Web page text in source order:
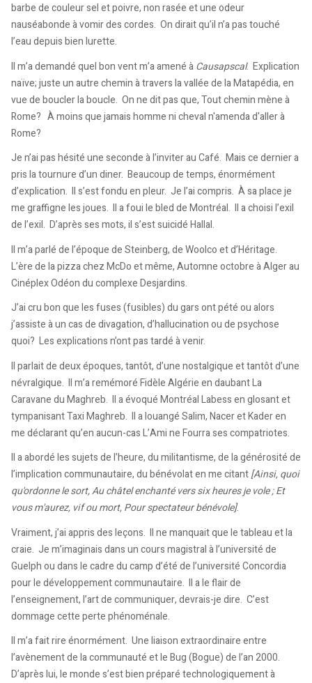
barbe de couleur sel et poivre, non rasée et une odeur
nauséabonde à vomir des cordes. On dirait qu’il n’a pas touché
l’eau depuis bien lurette.
Il m’a demandé quel bon vent m’a amené àCausapscal. Explication
naïve; juste un autre chemin à travers la vallée de la Matapédia, en
vue de boucler la boucle. On ne dit pas que, Tout chemin mène à
Rome? À moins que jamais homme ni cheval n'amenda d'aller à
Rome?
Je n’ai pas hésité une seconde à l’inviter au Café. Mais ce dernier a
pris la tournure d’un diner. Beaucoup de temps, énormément
d’explication. Il s’est fondu en pleur. Je l’ai compris. À sa place je
me graffigne les joues. Il a foui le bled de Montréal. Il a choisi l’exil
de l’exil. D’après ses mots, il s’est suicidé Hallal.
Il m’a parlé de l’époque de Steinberg, de Woolco et d’Héritage.
L’ère de la pizza chez McDo et même, Automne octobre à Alger au
Cinéplex Odéon du complexe Desjardins.
J’ai cru bon que les fuses (fusibles) du gars ont pété ou alors
j’assiste à un cas de divagation, d’hallucination ou de psychose
quoi? Les explications n’ont pas tardé à venir.
Il parlait de deux époques, tantôt, d’une nostalgique et tantôt d’une
névralgique. Il m’a remémoré Fidèle Algérie en daubant La
Caravane du Maghreb. Il a évoqué Montréal Labess en glosant et
tympanisant Taxi Maghreb. Il a louangé Salim, Nacer et Kader en
me déclarant qu’en aucun-cas L’Ami ne Fourra ses compatriotes.
Il a abordé les sujets de l’heure, du militantisme, de la générosité de
l’implication communautaire, du bénévolat en me citant[Ainsi, quoi
qu'ordonne le sort, Au châtel enchanté vers six heures je vole ; Et
vous m'aurez, vif ou mort, Pour spectateur bénévole].
Vraiment, j’ai appris des leçons. Il ne manquait que le tableau et la
craie. Je m’imaginais dans un cours magistral à l’université de
Guelph ou dans le cadre du camp d’été de l’université Concordia
pour le développement communautaire. Il a le flair de
l’enseignement, l’art de communiquer, devrais-je dire. C’est
dommage cette perte phénoménale.
Il m’a fait rire énormément. Une liaison extraordinaire entre
l’avènement de la communauté et le Bug (Bogue) de l’an 2000.
D’après lui, le monde s’est bien préparé technologiquement à